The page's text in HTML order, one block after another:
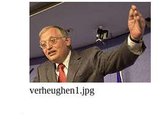
verheughen1.jpg